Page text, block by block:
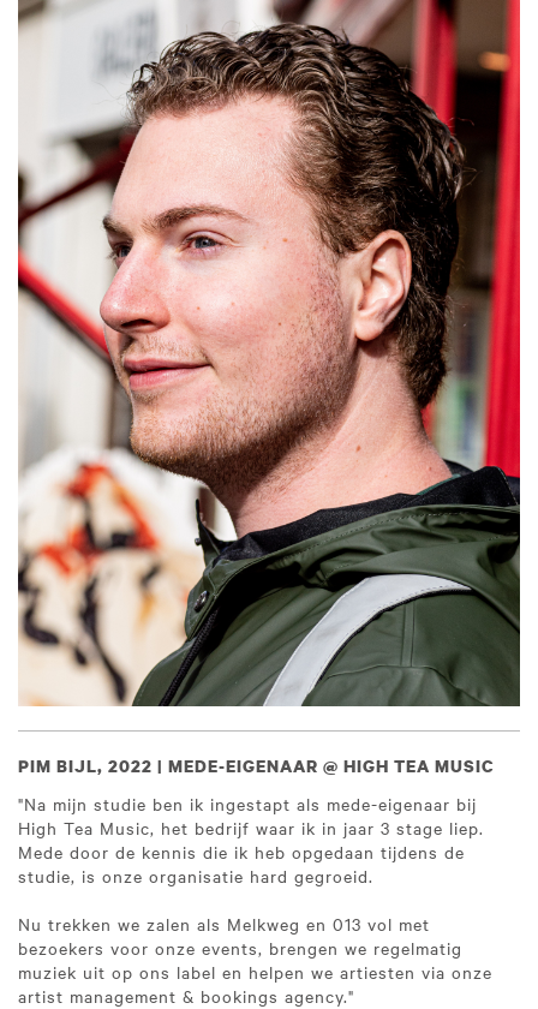
PIM BIJL, 2022 | MEDE-EIGENAAR @ HIGH TEA MUSIC
"Na mijn studie ben ik ingestapt als mede-eigenaar bij
High Tea Music, het bedrijf waar ik in jaar 3 stage liep.
Mede door de kennis die ik heb opgedaan tijdens de
studie, is onze organisatie hard gegroeid.
Nu trekken we zalen als Melkweg en 013 vol met
bezoekers voor onze events, brengen we regelmatig
muziek uit op ons label en helpen we artiesten via onze
artist management & bookings agency."